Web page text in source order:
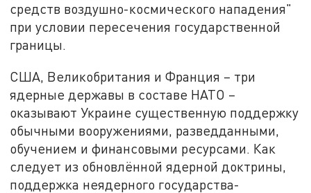
средств воздушно-космического нападения"
при условии пересечения государственной
границы.
США, Великобритания и Франция – три
ядерные державы в составе НАТО –
оказывают Украине существенную поддержку
обычными вооружениями, разведданными,
обучением и финансовыми ресурсами. Как
следует из обновлённой ядерной доктрины,
поддержка неядерного государства-